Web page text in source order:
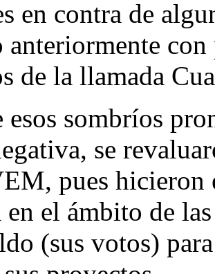
en contra de
de la llamada
esos sombríos
se
pues hicieron
en el ámbito de
(sus votos)